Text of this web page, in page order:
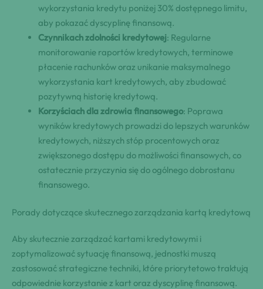
wykorzystania kredytu poniżej 30% dostępnego limitu,
aby pokazać dyscyplinę finansową.
Czynnikach zdolności kredytowej: Regularne
monitorowanie raportów kredytowych, terminowe
płacenie rachunków oraz unikanie maksymalnego
wykorzystania kart kredytowych, aby zbudować
pozytywną historię kredytową.
Korzyściach dla zdrowia finansowego: Poprawa
wyników kredytowych prowadzi do lepszych warunków
kredytowych, niższych stóp procentowych oraz
zwiększonego dostępu do możliwości finansowych, co
ostatecznie przyczynia się do ogólnego dobrostanu
finansowego.
Porady dotyczące skutecznego zarządzania kartą kredytową
Aby skutecznie zarządzać kartami kredytowymi i
zoptymalizować sytuację finansową, jednostki muszą
zastosować strategiczne techniki, które priorytetowo traktują
odpowiednie korzystanie z kart oraz dyscyplinę finansową.